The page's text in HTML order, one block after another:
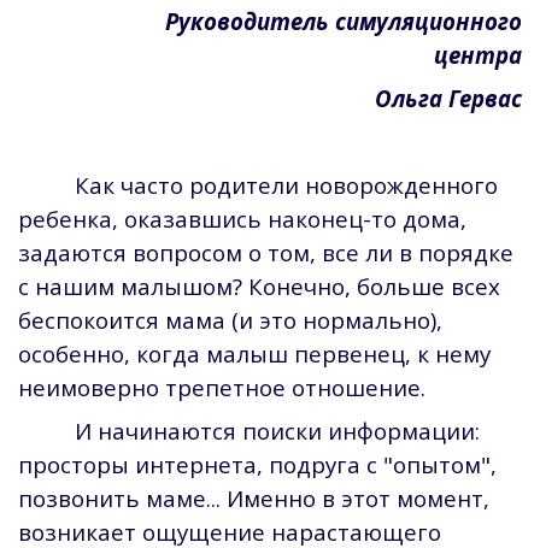
Руководитель симуляционного
центра
Ольга Гервас
Как часто родители новорожденного
ребенка, оказавшись наконец-то дома,
задаются вопросом о том, все ли в порядке
с нашим малышом? Конечно, больше всех
беспокоится мама (и это нормально),
особенно, когда малыш первенец, к нему
неимоверно трепетное отношение.
И начинаются поиски информации:
просторы интернета, подруга с "опытом",
позвонить маме... Именно в этот момент,
возникает ощущение нарастающего